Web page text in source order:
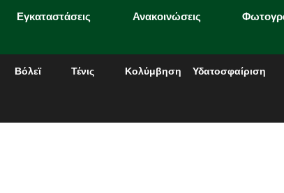
Εγκαταστάσεις Ανακοινώσεις
Βόλεϊ Τένις Κολύμβηση Υδατοσφαίριση